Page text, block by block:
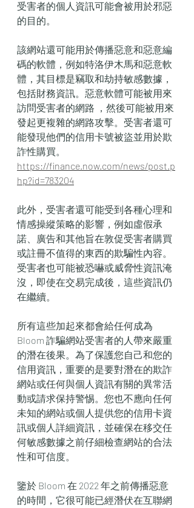
受害者的個人資訊可能會被用於邪惡
的目的。
該網站還可能用於傳播惡意和惡意編
碼的軟體，例如特洛伊木馬和惡意軟
體，其目標是竊取和劫持敏感數據，
包括財務資訊。惡意軟體可能被用來
訪問受害者的網路 ，然後可能被用來
發起更複雜的網路攻擊。受害者還可
能發現他們的信用卡號被盜並用於欺
詐性購買。
https://finance.now.com/news/post.p
hp?id=783204
此外，受害者還可能受到各種心理和
情感操縱策略的影響，例如虛假承
諾、廣告和其他旨在敦促受害者購買
或註冊不值得的東西的欺騙性內容。
受害者也可能被恐嚇或威脅性資訊淹
沒，即使在交易完成後，這些資訊仍
在繼續。
所有這些加起來都會給任何成為
Bloom 詐騙網站受害者的人帶來嚴重
的潛在後果。為了保護您自己和您的
信用資訊，重要的是要對潛在的欺詐
網站或任何與個人資訊有關的異常活
動或請求保持警惕。您也不應向任何
未知的網站或個人提供您的信用卡資
訊或個人詳細資訊，並確保在移交任
何敏感數據之前仔細檢查網站的合法
性和可信度。
鑒於 Bloom 在 2022 年之前傳播惡意
的時間，它很可能已經潛伏在互聯網